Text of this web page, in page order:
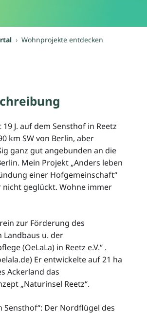
Wohnprojekte entdecken
J. auf dem Sensthof in Reetz
km SW von Berlin, aber
ganz gut angebunden an die
Mein Projekt „Anders leben
einer Hofgemeinschaft“
nicht geglückt. Wohne immer
zur Förderung des
Landbaus u. der
(OeLaLa) in Reetz e.V.“ .
Er entwickelte auf 21 ha
Ackerland das
„Naturinsel Reetz“.
Sensthof“: Der Nordflügel des